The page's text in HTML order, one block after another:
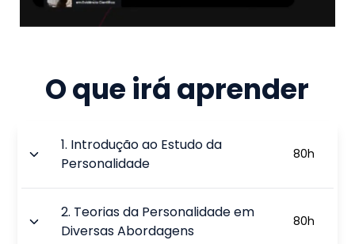
O que irá aprender
1. Introdução ao Estudo da
Personalidade
80h
2. Teorias da Personalidade em
Diversas Abordagens
80h